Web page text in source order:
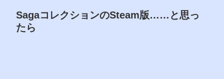
SagaコレクションのSteam版……と思っ
たら